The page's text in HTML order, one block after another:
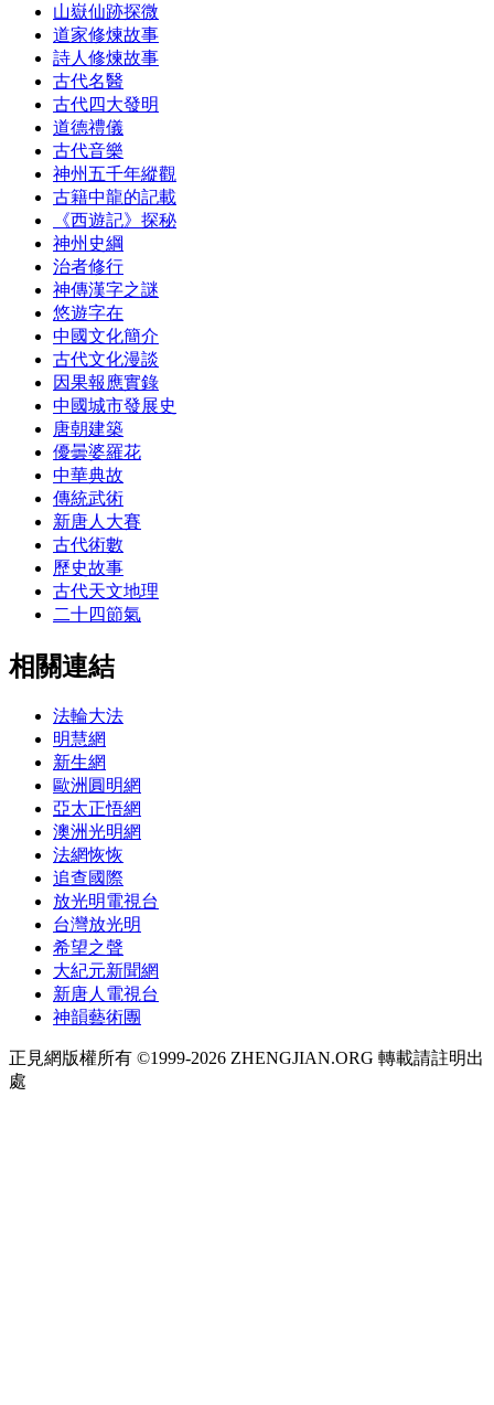
山嶽仙跡探微
道家修煉故事
詩人修煉故事
古代名醫
古代四大發明
道德禮儀
古代音樂
神州五千年縱觀
古籍中龍的記載
《西遊記》探秘
神州史綱
治者修行
神傳漢字之謎
悠遊字在
中國文化簡介
古代文化漫談
因果報應實錄
中國城市發展史
唐朝建築
優曇婆羅花
中華典故
傳統武術
新唐人大賽
古代術數
歷史故事
古代天文地理
二十四節氣
相關連結
法輪大法
明慧網
新生網
歐洲圓明網
亞太正悟網
澳洲光明網
法網恢恢
追查國際
放光明電視台
台灣放光明
希望之聲
大紀元新聞網
新唐人電視台
神韻藝術團
正見網版權所有 ©1999-2026 ZHENGJIAN.ORG 轉載請註明出
處